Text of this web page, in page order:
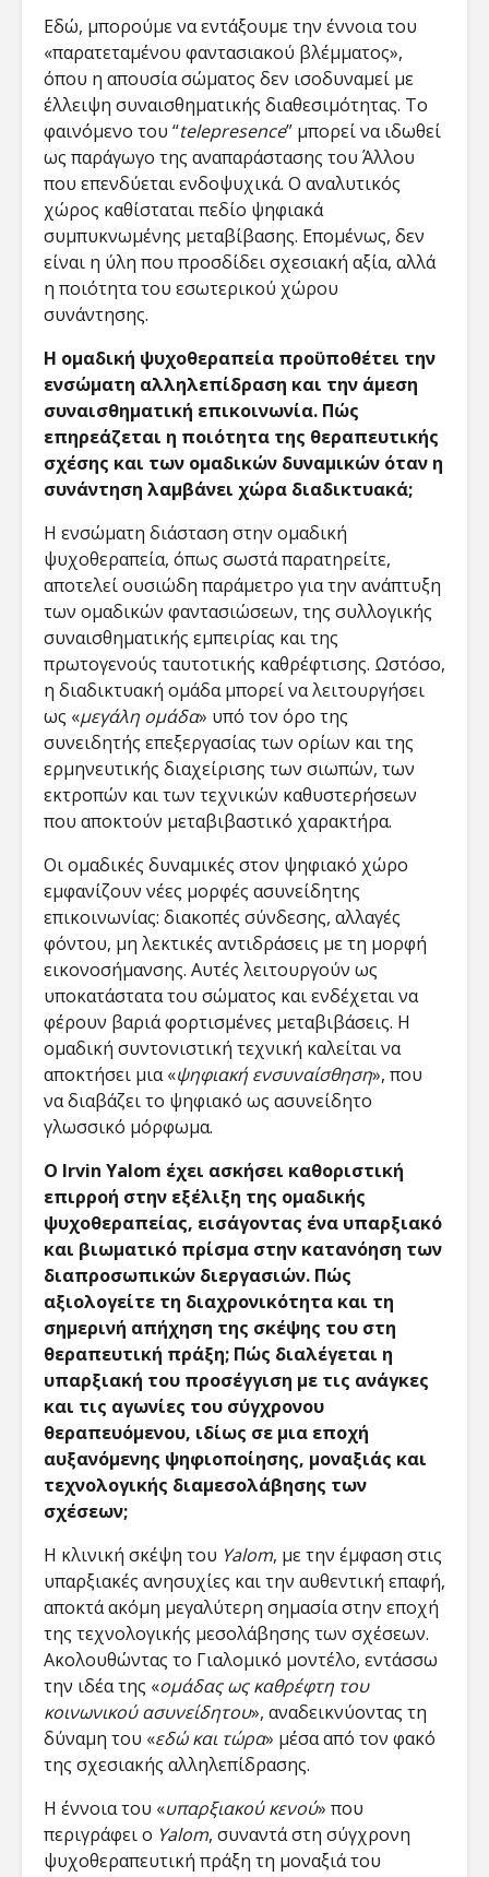
Εδώ, μπορούμε να εντάξουμε την έννοια του
«παρατεταμένου φαντασιακού βλέμματος»,
όπου η απουσία σώματος δεν ισοδυναμεί με
έλλειψη συναισθηματικής διαθεσιμότητας. Το
φαινόμενο του “telepresence” μπορεί να ιδωθεί
ως παράγωγο της αναπαράστασης του Άλλου
που επενδύεται ενδοψυχικά. Ο αναλυτικός
χώρος καθίσταται πεδίο ψηφιακά
συμπυκνωμένης μεταβίβασης. Επομένως, δεν
είναι η ύλη που προσδίδει σχεσιακή αξία, αλλά
η ποιότητα του εσωτερικού χώρου
συνάντησης.
Η ομαδική ψυχοθεραπεία προϋποθέτει την
ενσώματη αλληλεπίδραση και την άμεση
συναισθηματική επικοινωνία. Πώς
επηρεάζεται η ποιότητα της θεραπευτικής
σχέσης και των ομαδικών δυναμικών όταν η
συνάντηση λαμβάνει χώρα διαδικτυακά;
Η ενσώματη διάσταση στην ομαδική
ψυχοθεραπεία, όπως σωστά παρατηρείτε,
αποτελεί ουσιώδη παράμετρο για την ανάπτυξη
των ομαδικών φαντασιώσεων, της συλλογικής
συναισθηματικής εμπειρίας και της
πρωτογενούς ταυτοτικής καθρέφτισης. Ωστόσο,
η διαδικτυακή ομάδα μπορεί να λειτουργήσει
ως «μεγάλη ομάδα» υπό τον όρο της
συνειδητής επεξεργασίας των ορίων και της
ερμηνευτικής διαχείρισης των σιωπών, των
εκτροπών και των τεχνικών καθυστερήσεων
που αποκτούν μεταβιβαστικό χαρακτήρα.
Οι ομαδικές δυναμικές στον ψηφιακό χώρο
εμφανίζουν νέες μορφές ασυνείδητης
επικοινωνίας: διακοπές σύνδεσης, αλλαγές
φόντου, μη λεκτικές αντιδράσεις με τη μορφή
εικονοσήμανσης. Αυτές λειτουργούν ως
υποκατάστατα του σώματος και ενδέχεται να
φέρουν βαριά φορτισμένες μεταβιβάσεις. Η
ομαδική συντονιστική τεχνική καλείται να
αποκτήσει μια «ψηφιακή ενσυναίσθηση», που
να διαβάζει το ψηφιακό ως ασυνείδητο
γλωσσικό μόρφωμα.
Ο Irvin Yalom έχει ασκήσει καθοριστική
επιρροή στην εξέλιξη της ομαδικής
ψυχοθεραπείας, εισάγοντας ένα υπαρξιακό
και βιωματικό πρίσμα στην κατανόηση των
διαπροσωπικών διεργασιών. Πώς
αξιολογείτε τη διαχρονικότητα και τη
σημερινή απήχηση της σκέψης του στη
θεραπευτική πράξη; Πώς διαλέγεται η
υπαρξιακή του προσέγγιση με τις ανάγκες
και τις αγωνίες του σύγχρονου
θεραπευόμενου, ιδίως σε μια εποχή
αυξανόμενης ψηφιοποίησης, μοναξιάς και
τεχνολογικής διαμεσολάβησης των
σχέσεων;
Η κλινική σκέψη του Yalom, με την έμφαση στις
υπαρξιακές ανησυχίες και την αυθεντική επαφή,
αποκτά ακόμη μεγαλύτερη σημασία στην εποχή
της τεχνολογικής μεσολάβησης των σχέσεων.
Ακολουθώντας το Γιαλομικό μοντέλο, εντάσσω
την ιδέα της «ομάδας ως καθρέφτη του
κοινωνικού ασυνείδητου», αναδεικνύοντας τη
δύναμη του «εδώ και τώρα» μέσα από τον φακό
της σχεσιακής αλληλεπίδρασης​.
Η έννοια του «υπαρξιακού κενού» που
περιγράφει ο Yalom, συναντά στη σύγχρονη
ψυχοθεραπευτική πράξη τη μοναξιά του